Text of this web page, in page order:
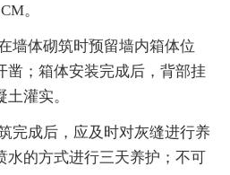
。
体砌筑时预留墙内箱体位
凿；箱体安装完成后，背部挂
灌实。
成后，应及时对灰缝进行养
水的方式进行三天养护；不可